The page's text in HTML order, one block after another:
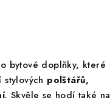
bytové doplňky, které
polštářů,
. Skvěle se hodí také na